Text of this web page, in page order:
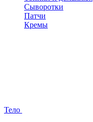
Сыворотки
Патчи
Кремы
Тело